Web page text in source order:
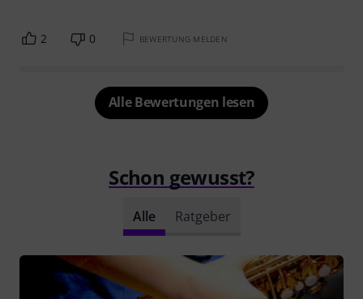
2 0 BEWERTUNG MELDEN
Alle Bewertungen lesen
Schon gewusst?
Alle Ratgeber